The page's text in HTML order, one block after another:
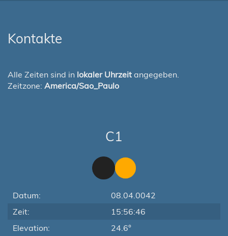
Kontakte
Alle Zeiten sind in lokaler Uhrzeit angegeben.
Zeitzone: America/Sao_Paulo
C1
Datum:
08.04.0042
Zeit:
15:56:46
Elevation:
24.6°